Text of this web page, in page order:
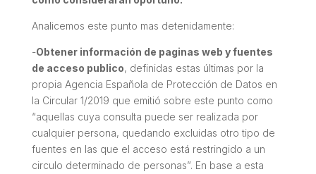
Analicemos este punto mas detenidamente:
-Obtener información de paginas web y fuentes
de acceso publico, definidas estas últimas por la
propia Agencia Española de Protección de Datos en
la Circular 1/2019 que emitió sobre este punto como
“aquellas cuya consulta puede ser realizada por
cualquier persona, quedando excluidas otro tipo de
fuentes en las que el acceso está restringido a un
circulo determinado de personas”. En base a esta